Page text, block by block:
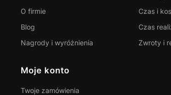
O firmie
Blog
Nagrody i wyróżnienia
Czas i
Czas
Zwroty i
Moje konto
Twoje zamówienia